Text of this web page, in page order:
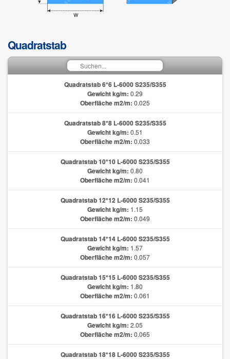
Quadratstab
Quadratstab 6*6 L-6000 S235/S355
Gewicht kg/m: 0.29
Oberfläche m2/m: 0.025
Quadratstab 8*8 L-6000 S235/S355
Gewicht kg/m: 0.51
Oberfläche m2/m: 0.033
Quadratstab 10*10 L-6000 S235/S355
Gewicht kg/m: 0.80
Oberfläche m2/m: 0.041
Quadratstab 12*12 L-6000 S235/S355
Gewicht kg/m: 1.15
Oberfläche m2/m: 0.049
Quadratstab 14*14 L-6000 S235/S355
Gewicht kg/m: 1.57
Oberfläche m2/m: 0.057
Quadratstab 15*15 L-6000 S235/S355
Gewicht kg/m: 1.80
Oberfläche m2/m: 0.061
Quadratstab 16*16 L-6000 S235/S355
Gewicht kg/m: 2.05
Oberfläche m2/m: 0.065
Quadratstab 18*18 L-6000 S235/S355